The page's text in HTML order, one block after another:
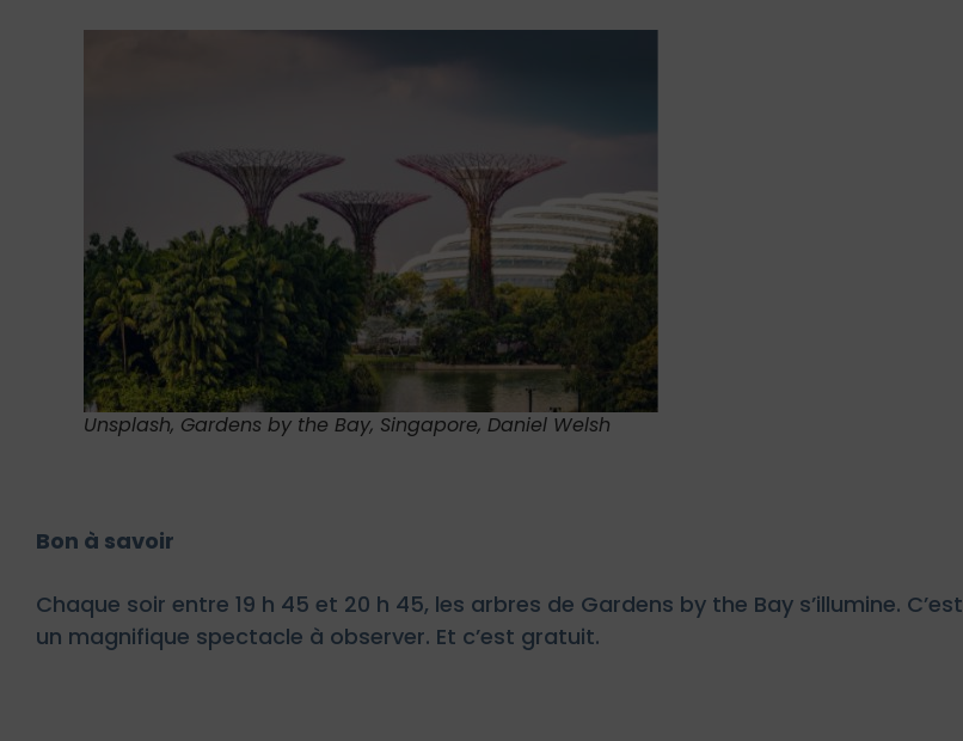
Unsplash, Gardens by the Bay, Singapore, Daniel Welsh
Bon à savoir
Chaque soir entre 19 h 45 et 20 h 45, les arbres de Gardens by the Bay s’illumine. C’est
un magnifique spectacle à observer. Et c’est gratuit.